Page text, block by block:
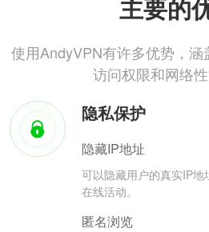
主要的
使用AndyVPN有许多优势，涵
访问权限和网络
隐私保护
隐藏IP地址
可以隐藏用户的真实IP
在线活动。
匿名浏览